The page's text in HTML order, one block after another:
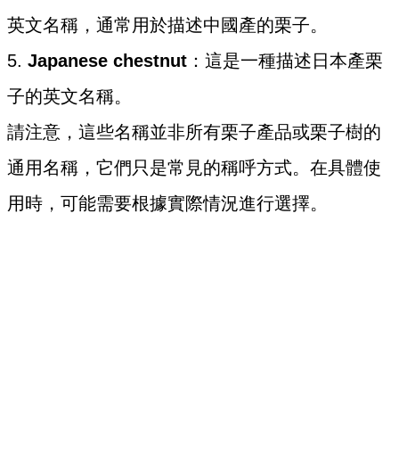
英文名稱，通常用於描述中國產的栗子。
5. Japanese chestnut ：這是一種描述日本產栗
子的英文名稱。
請注意，這些名稱並非所有栗子產品或栗子樹的
通用名稱，它們只是常見的稱呼方式。在具體使
用時，可能需要根據實際情況進行選擇。